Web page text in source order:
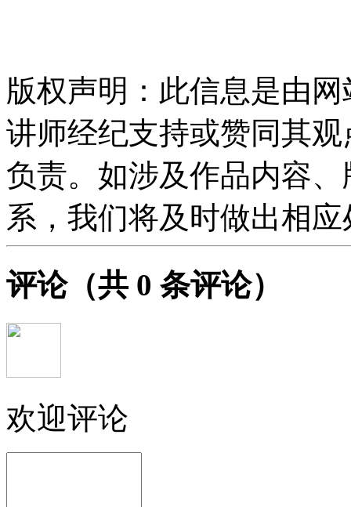
版权声明：此信息是由
讲师经纪支持或赞同其
负责。如涉及作品内容
系，我们将及时做出相
评论（共 0 条评论）
欢迎评论